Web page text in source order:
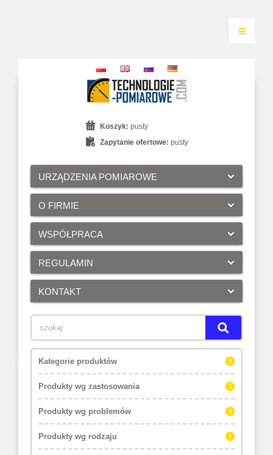
URZĄDZENIA POMIAROWE
O FIRMIE
WSPÓŁPRACA
REGULAMIN
KONTAKT
Koszyk: pusty
Zapytanie ofertowe: pusty
Kategorie produktów
Produkty wg zastosowania
Produkty wg problemów
Produkty wg rodzaju